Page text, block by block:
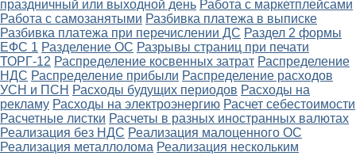
праздничный или выходной день Работа с маркетплейсами
Работа с самозанятыми Разбивка платежа в выписке
Разбивка платежа при перечислении ДС Раздел 2 формы
ЕФС 1 Разделение ОС Разрывы страниц при печати
ТОРГ-12 Распределение косвенных затрат Распределение
НДС Распределение прибыли Распределение расходов
УСН и ПСН Расходы будущих периодов Расходы на
рекламу Расходы на электроэнергию Расчет себестоимости
Расчетные листки Расчеты в разных иностранных валютах
Реализация без НДС Реализация малоценного ОС
Реализация металлолома Реализация нескольким